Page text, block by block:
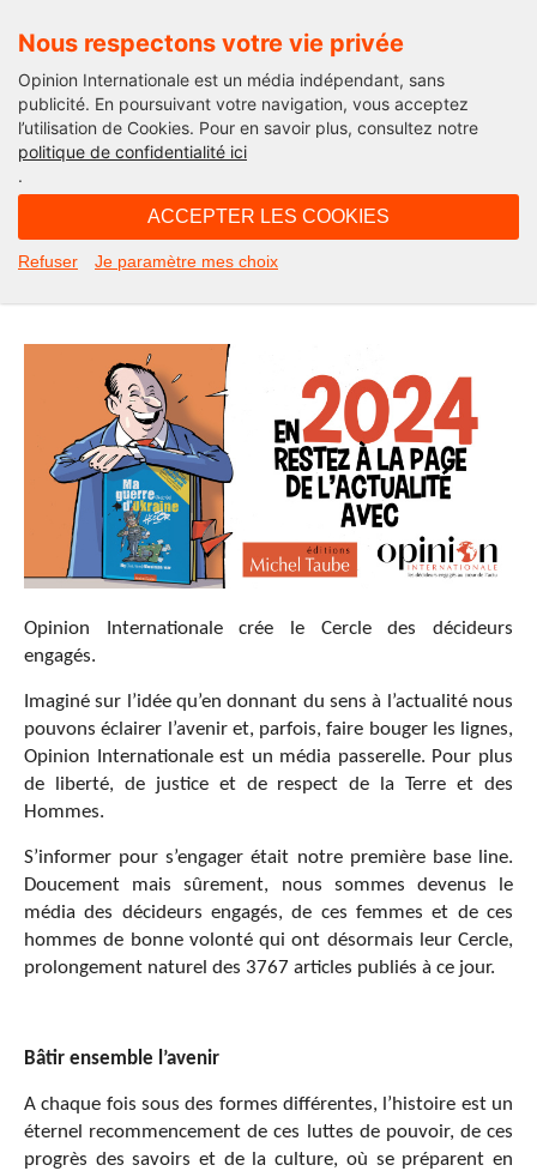
Nous respectons votre vie privée
Opinion Internationale est un média indépendant, sans
publicité. En poursuivant votre navigation, vous acceptez
l’utilisation de Cookies. Pour en savoir plus, consultez notre
politique de confidentialité ici
.
ACCEPTER LES COOKIES
Refuser Je paramètre mes choix
Décideurs engagés
« Notre indépendance, c’est vous !
Opinion Internationale crée le Cercle des décideurs
engagés.
Imaginé sur l’idée qu’en donnant du sens à l’actualité nous
pouvons éclairer l’avenir et, parfois, faire bouger les lignes,
Opinion Internationale est un média passerelle. Pour plus
de liberté, de justice et de respect de la Terre et des
Hommes.
S’informer pour s’engager était notre première base line.
Doucement mais sûrement, nous sommes devenus le
média des décideurs engagés, de ces femmes et de ces
hommes de bonne volonté qui ont désormais leur Cercle,
prolongement naturel des 3767 articles publiés à ce jour.
Bâtir ensemble l’avenir
A chaque fois sous des formes différentes, l’histoire est un
éternel recommencement de ces luttes de pouvoir, de ces
progrès des savoirs et de la culture, où se préparent en